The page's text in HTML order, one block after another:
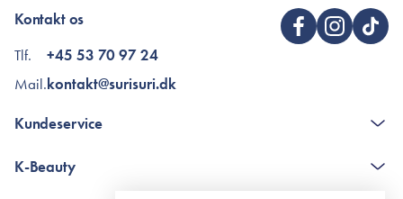
Kontakt os
Tlf.
Mail.
+45 53 70 97 24
kontakt@surisuri.dk
Kundeservice
The K-Beauty Box - spørgsmål og svar
K-Beauty